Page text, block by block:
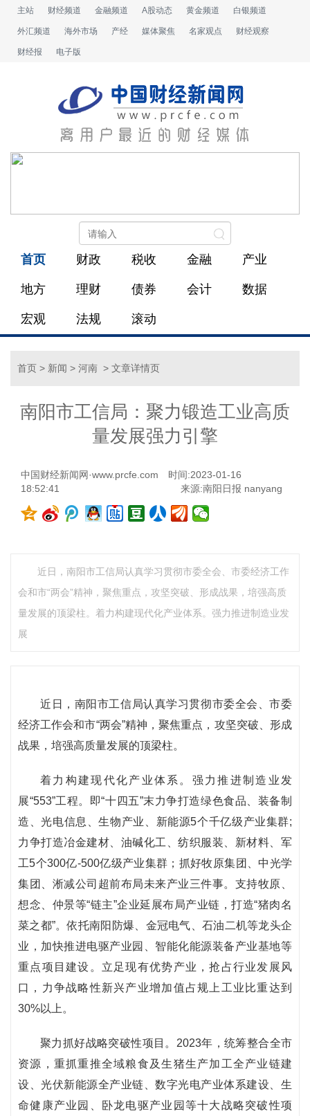
主站 财经频道 金融频道 A股动态 黄金频道 白银频道
外汇频道 海外市场 产经 媒体聚焦 名家观点 财经观察
财经报 电子版
首页 财政 税收 金融 产业
地方 理财 债券 会计 数据
宏观 法规 滚动
首页 > 新闻 > 河南 > 文章详情页
南阳市工信局：聚力锻造工业高质
量发展强力引擎
中国财经新闻网·www.prcfe.com
时间:2023-01-16
18:52:41
来源:南阳日报 nanyang
近日，南阳市工信局认真学习贯彻市委全会、市委经济工作
会和市“两会”精神，聚焦重点，攻坚突破、形成战果，培强高质
量发展的顶梁柱。着力构建现代化产业体系。强力推进制造业发
展
近日，南阳市工信局认真学习贯彻市委全会、市委
经济工作会和市“两会”精神，聚焦重点，攻坚突破、形成
战果，培强高质量发展的顶梁柱。
着力构建现代化产业体系。强力推进制造业发
展“553”工程。即“十四五”末力争打造绿色食品、装备制
造、光电信息、生物产业、新能源5个千亿级产业集群;
力争打造冶金建材、油碱化工、纺织服装、新材料、军
工5个300亿-500亿级产业集群；抓好牧原集团、中光学
集团、淅减公司超前布局未来产业三件事。支持牧原、
想念、仲景等“链主”企业延展布局产业链，打造“猪肉名
菜之都”。依托南阳防爆、金冠电气、石油二机等龙头企
业，加快推进电驱产业园、智能化能源装备产业基地等
重点项目建设。立足现有优势产业，抢占行业发展风
口，力争战略性新兴产业增加值占规上工业比重达到
30%以上。
聚力抓好战略突破性项目。2023年，统筹整合全市
资源，重抓重推全域粮食及生猪生产加工全产业链建
设、光伏新能源全产业链、数字光电产业体系建设、生
命健康产业园、卧龙电驱产业园等十大战略突破性项